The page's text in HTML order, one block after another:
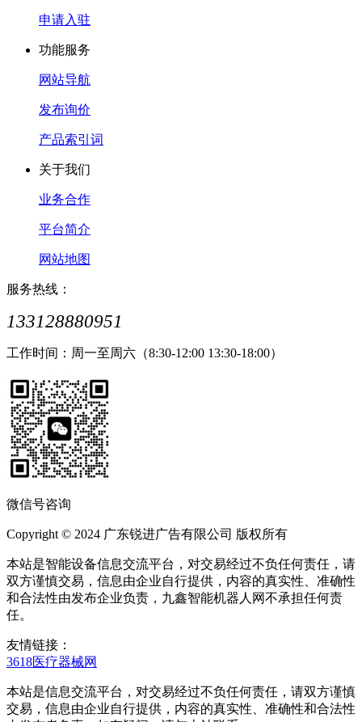
申请入驻
功能服务
网站导航
发布询价
产品索引词
关于我们
业务合作
平台简介
网站地图
服务热线：
133128880951
工作时间：周一至周六（8:30-12:00 13:30-18:00）
微信号咨询
Copyright © 2024 广东锐进广告有限公司 版权所有
本站是智能设备信息交流平台，对交易经过不负任何责任，请
双方谨慎交易，信息由企业自行提供，内容的真实性、准确性
和合法性由发布企业负责，九鑫智能机器人网不承担任何责
任。
友情链接：
3618医疗器械网
本站是信息交流平台，对交易经过不负任何责任，请双方谨慎
交易，信息由企业自行提供，内容的真实性、准确性和合法性